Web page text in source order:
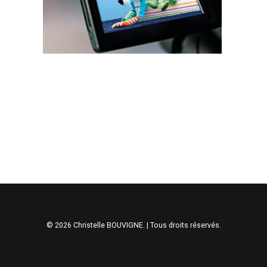
© 2026 Christelle BOUVIGNE. | Tous droits réservés.